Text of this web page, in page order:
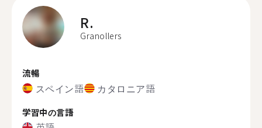
R.
Granollers
流暢
スペイン語 カタロニア語
学習中の言語